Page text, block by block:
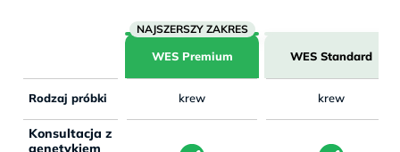
WES Premium WES Standard
Rodzaj próbki krew krew
Konsultacja z
genetykiem